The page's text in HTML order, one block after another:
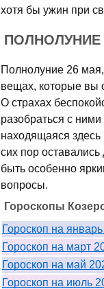
хотя бы ужин при
ПОЛНОЛУНИЕ
Полнолуние 26
вещах, которые вы
О страхах
разобраться с
находящаяся здесь
сих пор
быть особенно
вопросы.
Гороскопы
Гороскоп на
Гороскоп на март
Гороскоп на май
Гороскоп на июль